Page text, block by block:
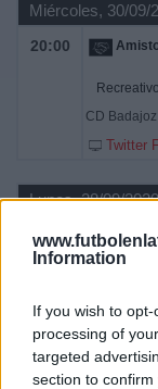
Information
If you wish to
processing of
targeted
section to
Miércoles, 30/09/
20:00
CD Badajoz
Twitter
Lunes, 28/09/2020
03:45
Liga
Cruz Azul
América
Twitter